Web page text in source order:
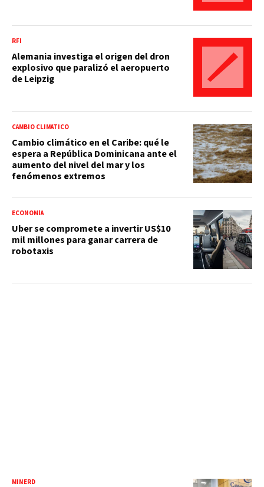
RFI
Alemania investiga el origen del dron
explosivo que paralizó el aeropuerto
de Leipzig
CAMBIO CLIMÁTICO
Cambio climático en el Caribe: qué le
espera a República Dominicana ante el
aumento del nivel del mar y los
fenómenos extremos
ECONOMÍA
Uber se compromete a invertir US$10
mil millones para ganar carrera de
robotaxis
MINERD